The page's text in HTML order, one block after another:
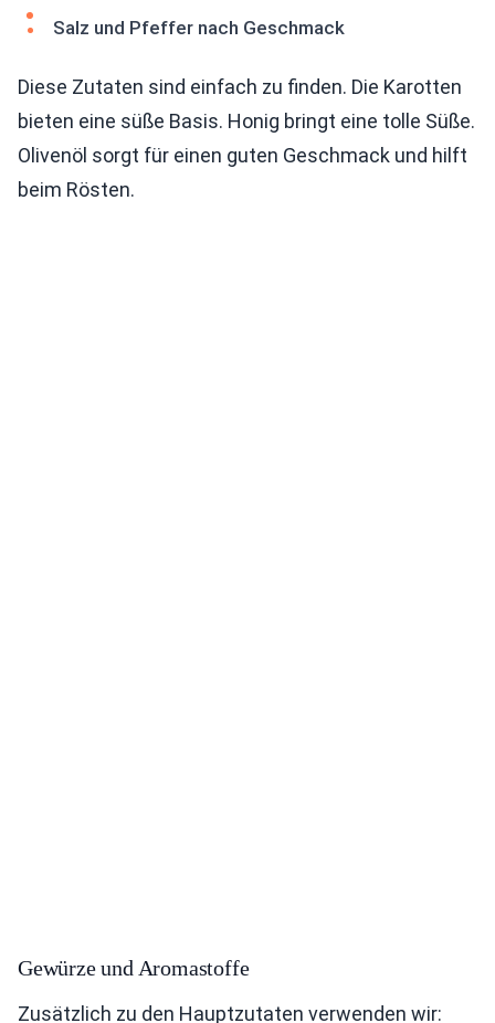
Salz und Pfeffer nach Geschmack
Diese Zutaten sind einfach zu finden. Die Karotten
bieten eine süße Basis. Honig bringt eine tolle Süße.
Olivenöl sorgt für einen guten Geschmack und hilft
beim Rösten.
Gewürze und Aromastoffe
Zusätzlich zu den Hauptzutaten verwenden wir: